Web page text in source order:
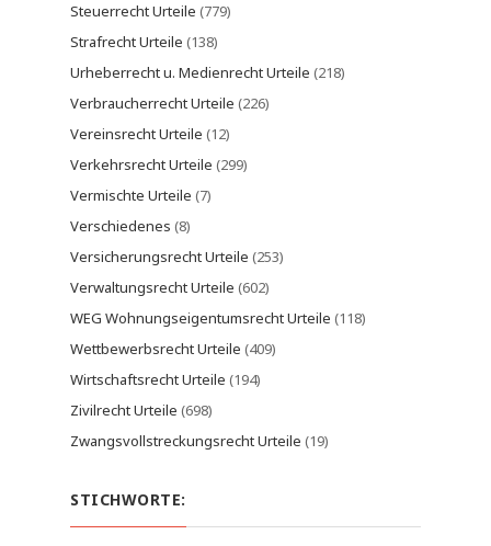
Steuerrecht Urteile (779)
Strafrecht Urteile (138)
Urheberrecht u. Medienrecht Urteile (218)
Verbraucherrecht Urteile (226)
Vereinsrecht Urteile (12)
Verkehrsrecht Urteile (299)
Vermischte Urteile (7)
Verschiedenes (8)
Versicherungsrecht Urteile (253)
Verwaltungsrecht Urteile (602)
WEG Wohnungseigentumsrecht Urteile (118)
Wettbewerbsrecht Urteile (409)
Wirtschaftsrecht Urteile (194)
Zivilrecht Urteile (698)
Zwangsvollstreckungsrecht Urteile (19)
STICHWORTE: